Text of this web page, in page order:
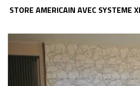
STORE AMERICAIN AVEC SYSTEME